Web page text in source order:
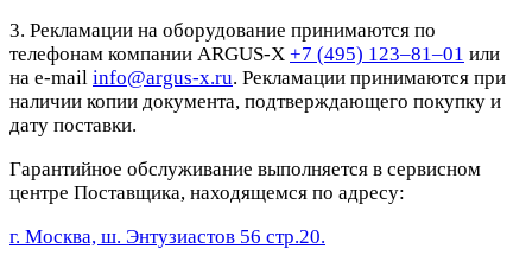
3. Рекламации на оборудование принимаются по
телефонам компании ARGUS-X +7 (495) 123–81–01 или
на e-mail info@argus-x.ru. Рекламации принимаются при
наличии копии документа, подтверждающего покупку и
дату поставки.
Гарантийное обслуживание выполняется в сервисном
центре Поставщика, находящемся по адресу:
г. Москва, ш. Энтузиастов 56 стр.20.